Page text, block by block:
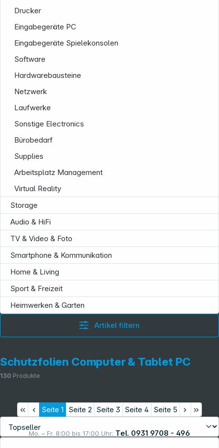
Mo. – Fr. 8:00 bis 17:00 Uhr: Tel. 0931 9708 - 496
Drucker
Eingabegeräte PC
Eingabegeräte Spielekonsolen
Software
Hardwarebausteine
Netzwerk
Laufwerke
Sonstige Electronics
Bürobedarf
Supplies
Arbeitsplatz Management
Virtual Reality
Storage
Audio & HiFi
TV & Video & Foto
Smartphone & Kommunikation
Home & Living
Sport & Freizeit
Heimwerken & Garten
Artikel filtern
Schutzfolien Computer & Tablet PC
130 Produkte
Seite 1 Seite 2 Seite 3 Seite 4 Seite 5